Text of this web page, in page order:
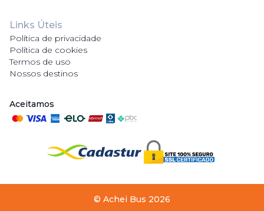
Links Úteis
Política de privacidade
Política de cookies
Termos de uso
Nossos destinos
Aceitamos
© Achei Bus 2026